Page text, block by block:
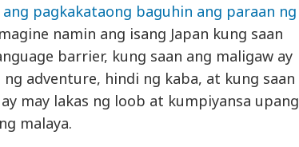
pagkakataong baguhin ang paraan ng
namin ang isang Japan kung saan
barrier, kung saan ang maligaw ay
adventure, hindi ng kaba, at kung saan
may lakas ng loob at kumpiyansa upang
malaya.